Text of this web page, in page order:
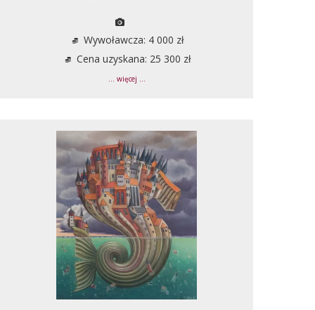
Wywoławcza: 4 000 zł
Cena uzyskana: 25 300 zł
... więcej ...